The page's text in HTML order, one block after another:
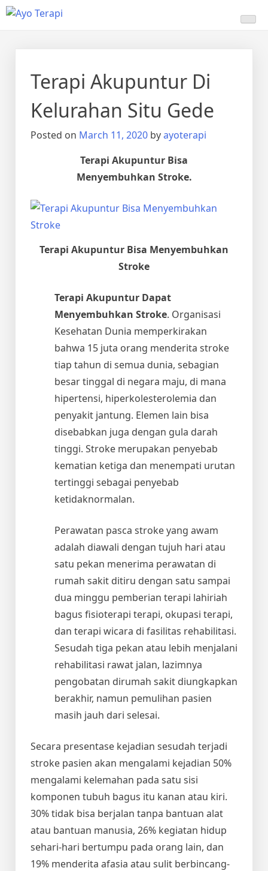
Skip
Ayo Terapi
Homecare Akupunktur
Terapi Akupuntur Di
Kelurahan Situ Gede
Posted on March 11, 2020 byayoterapi
Terapi Akupuntur Bisa
Menyembuhkan Stroke.
Terapi Akupuntur Bisa Menyembuhkan
Stroke
Terapi Akupuntur Dapat
Menyembuhkan Stroke. Organisasi
Kesehatan Dunia memperkirakan
bahwa 15 juta orang menderita stroke
tiap tahun di semua dunia, sebagian
besar tinggal di negara maju, di mana
hipertensi, hiperkolesterolemia dan
penyakit jantung. Elemen lain bisa
disebabkan juga dengan gula darah
tinggi. Stroke merupakan penyebab
kematian ketiga dan menempati urutan
tertinggi sebagai penyebab
ketidaknormalan.
Perawatan pasca stroke yang awam
adalah diawali dengan tujuh hari atau
satu pekan menerima perawatan di
rumah sakit ditiru dengan satu sampai
dua minggu pemberian terapi lahiriah
bagus fisioterapi terapi, okupasi terapi,
dan terapi wicara di fasilitas rehabilitasi.
Sesudah tiga pekan atau lebih menjalani
rehabilitasi rawat jalan, lazimnya
pengobatan dirumah sakit diungkapkan
berakhir, namun pemulihan pasien
masih jauh dari selesai.
Secara presentase kejadian sesudah terjadi
stroke pasien akan mengalami kejadian 50%
mengalami kelemahan pada satu sisi
komponen tubuh bagus itu kanan atau kiri.
30% tidak bisa berjalan tanpa bantuan alat
atau bantuan manusia, 26% kegiatan hidup
sehari-hari bertumpu pada orang lain, dan
19% menderita afasia atau sulit berbincang-